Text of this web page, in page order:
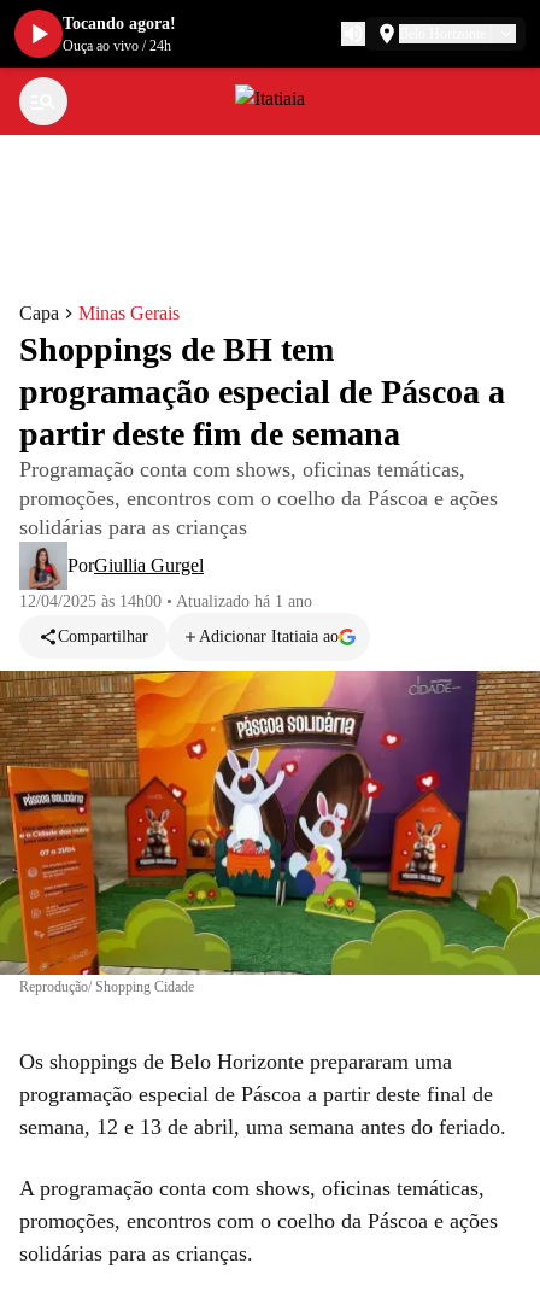
Capa Minas Gerais
Shoppings de BH tem
programação especial de Páscoa a
partir deste fim de semana
Programação conta com shows, oficinas temáticas,
promoções, encontros com o coelho da Páscoa e ações
solidárias para as crianças
PorGiullia Gurgel
12/04/2025 às 14h00 • Atualizado há 1 ano
Compartilhar
Adicionar Itatiaia ao
Reprodução/ Shopping Cidade
Os shoppings de Belo Horizonte prepararam uma
programação especial de Páscoa a partir deste final de
semana, 12 e 13 de abril, uma semana antes do feriado.
A programação conta com shows, oficinas temáticas,
promoções, encontros com o coelho da Páscoa e ações
solidárias para as crianças.
Tocando agora!
Ouça ao vivo /24h